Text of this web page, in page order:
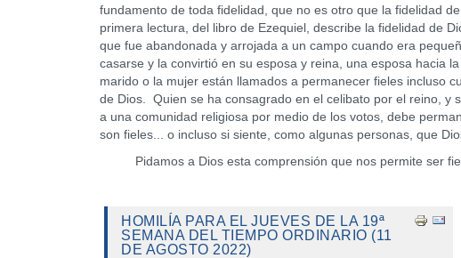
fundamento de toda fidelidad, que no es otro que la fidelidad
primera lectura, del libro de Ezequiel, describe la fidelidad de
que fue abandonada y arrojada a un campo cuando era
casarse y la convirtió en su esposa y reina, una esposa hacia
marido o la mujer están llamados a permanecer fieles incluso
de Dios. Quien se ha consagrado en el celibato por el reino, y
a una comunidad religiosa por medio de los votos, debe
son fieles... o incluso si siente, como algunas personas, que
Pidamos a Dios esta comprensión que nos permite ser
HOMILÍA PARA EL JUEVES DE LA 19ª
SEMANA DEL TIEMPO ORDINARIO (11
DE AGOSTO 2022)